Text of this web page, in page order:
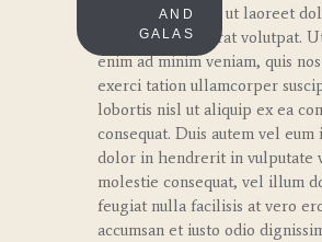
AND
GALAS
euismod tincidunt ut laoreet
magna aliquam erat volutpat.
enim ad minim veniam, quis
exerci tation ullamcorper
lobortis nisl ut aliquip ex ea
consequat. Duis autem vel eum
dolor in hendrerit in vulputate
molestie consequat, vel illum
feugiat nulla facilisis at vero
accumsan et iusto odio